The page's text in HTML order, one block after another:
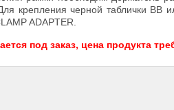
крепления черной таблички BB
ADAPTER.
под заказ, цена продукта